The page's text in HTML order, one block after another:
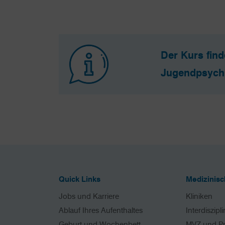
Der Kurs
Quick Links
Jobs und Karriere
Ablauf Ihres Aufenthaltes
Kliniken